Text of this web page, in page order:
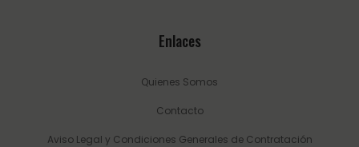
Enlaces
Quienes Somos
Contacto
Aviso Legal y Condiciones Generales de Contratación